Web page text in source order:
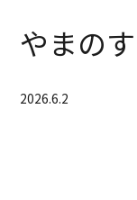
やまの
2026.6.2